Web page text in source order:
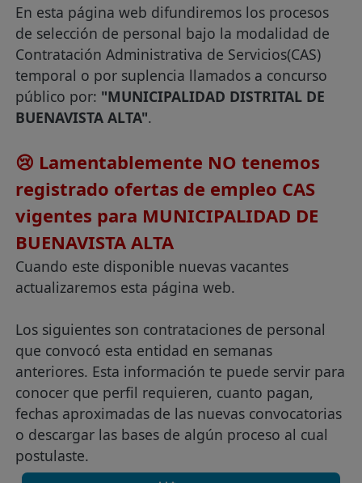
En esta página web difundiremos los procesos
de selección de personal bajo la modalidad de
Contratación Administrativa de Servicios(CAS)
temporal o por suplencia llamados a concurso
público por: "MUNICIPALIDAD DISTRITAL DE
BUENAVISTA ALTA".
😢 Lamentablemente NO tenemos
registrado ofertas de empleo CAS
vigentes para MUNICIPALIDAD DE
BUENAVISTA ALTA
Cuando este disponible nuevas vacantes
actualizaremos esta página web.
Los siguientes son contrataciones de personal
que convocó esta entidad en semanas
anteriores. Esta información te puede servir para
conocer que perfil requieren, cuanto pagan,
fechas aproximadas de las nuevas convocatorias
o descargar las bases de algún proceso al cual
postulaste.